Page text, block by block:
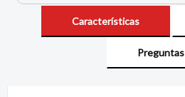
Características
Preguntas